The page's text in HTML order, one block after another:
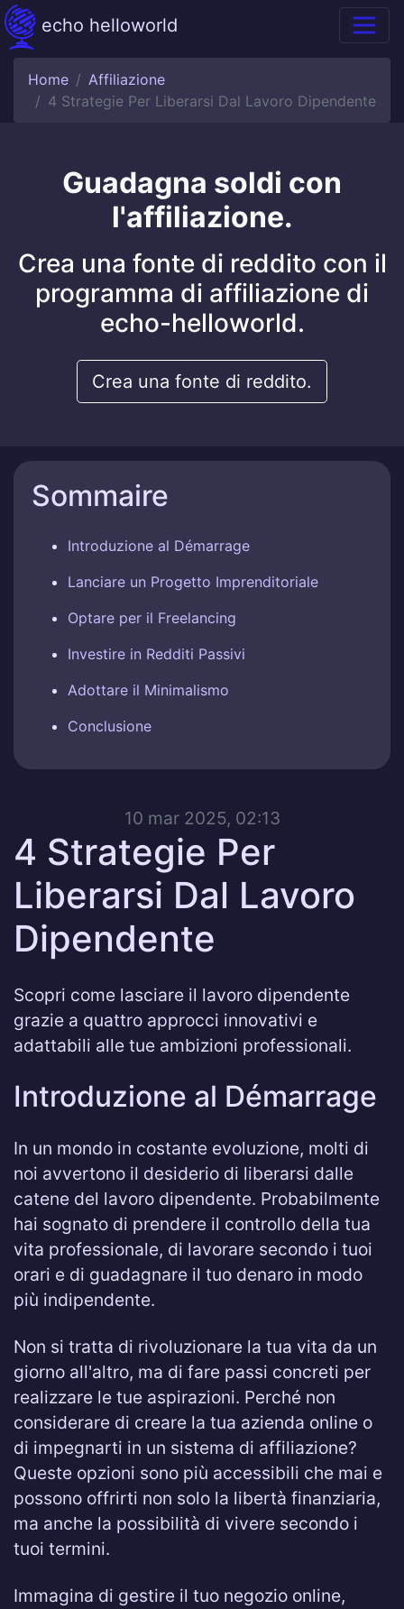
echo helloworld
Home
Affiliazione
4 Strategie Per Liberarsi Dal Lavoro Dipendente
Guadagna soldi con
l'affiliazione.
Crea una fonte di reddito con il
programma di affiliazione di
echo-helloworld.
Crea una fonte di reddito.
Sommaire
Introduzione al Démarrage
Lanciare un Progetto Imprenditoriale
Optare per il Freelancing
Investire in Redditi Passivi
Adottare il Minimalismo
Conclusione
10 mar 2025, 02:13
4 Strategie Per
Liberarsi Dal Lavoro
Dipendente
Scopri come lasciare il lavoro dipendente
grazie a quattro approcci innovativi e
adattabili alle tue ambizioni professionali.
Introduzione al Démarrage
In un mondo in costante evoluzione, molti di
noi avvertono il desiderio di liberarsi dalle
catene del lavoro dipendente. Probabilmente
hai sognato di prendere il controllo della tua
vita professionale, di lavorare secondo i tuoi
orari e di guadagnare il tuo denaro in modo
più indipendente.
Non si tratta di rivoluzionare la tua vita da un
giorno all'altro, ma di fare passi concreti per
realizzare le tue aspirazioni. Perché non
considerare di creare la tua azienda online o
di impegnarti in un sistema di affiliazione?
Queste opzioni sono più accessibili che mai e
possono offrirti non solo la libertà finanziaria,
ma anche la possibilità di vivere secondo i
tuoi termini.
Immagina di gestire il tuo negozio online,